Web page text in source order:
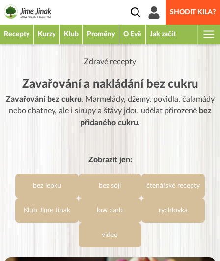
SHODIT KILA?
Recepty Kurzy Klub Proměny O Evě Jak začít
Zdravé recepty
Zavařování a nakládání bez cukru
Zavařování bez cukru. Marmelády, džemy, povidla, čalamády
nebo chatney, ale i sirupy a šťávy jdou udělat přirozeně bez
přidaného cukru.
Zobrazit jen:
bez lepku bez sóji čtenářské recepty
Klub Jíme Jinak low carb rychlovka
video